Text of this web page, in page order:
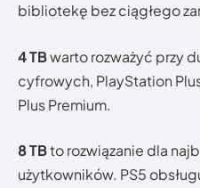
bibliotekę bez ciągłego
4 TBwarto rozważyć przy
cyfrowych, PlayStation
Plus Premium.
8 TBto rozwiązanie dla
użytkowników. PS5